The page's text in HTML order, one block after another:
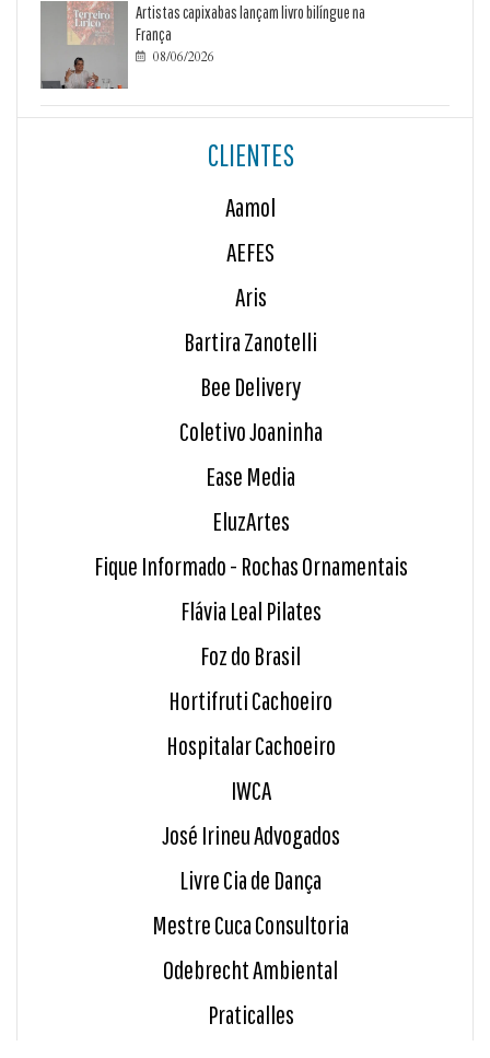
Artistas capixabas lançam livro bilíngue na
França
 08/06/2026
CLIENTES
Aamol
AEFES
Aris
Bartira Zanotelli
Bee Delivery
Coletivo Joaninha
Ease Media
EluzArtes
Fique Informado - Rochas Ornamentais
Flávia Leal Pilates
Foz do Brasil
Hortifruti Cachoeiro
Hospitalar Cachoeiro
IWCA
José Irineu Advogados
Livre Cia de Dança
Mestre Cuca Consultoria
Odebrecht Ambiental
Praticalles